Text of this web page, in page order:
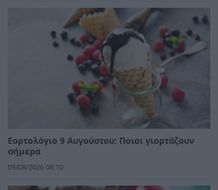
Εορτολόγιο 9 Αυγούστου: Ποιοι γιορτάζουν
σήμερα
09/08/2026 08:10